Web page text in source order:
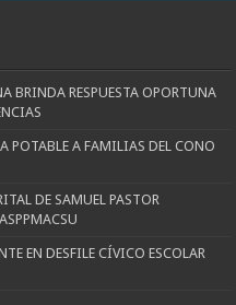
BRINDA RESPUESTA OPORTUNA
POTABLE A FAMILIAS DEL CONO
DE SAMUEL PASTOR
EN DESFILE CÍVICO ESCOLAR